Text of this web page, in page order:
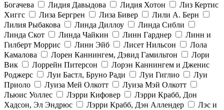
Богачева
Лидия Давыдова Лидия Хотон
Лиз Кертис
Хиггс
Лиза Бергрен Лиза Бивер
Лили А. Берн
Лилия Рыбакова
Линда Диллоу
Линда Сибли
Линда Скот
Линда Чайкин Линн Гарднер
Линн и
Гилберт Моррис
Линн Эйб Лисет Нильсон
Лола
Камалова
Лорен Каннингем, Дэвид Гамильтон
Лори
Вик
Лоррейн Питерсон
Лорэн Каннингем и Дженис
Роджерс
Луи Бастл, Бруно Ради Луи Гиглио
Луи
Приоло
Луиза Мей Олкотт
Луиза Мэй Олкотт
Льюис Уоллес
Лэрри Кифовер
Лэрри Крабб, Дон
Хадсон, Эл Эндрюс
Лэрри Крабб, Дэн Аллендер
Лэс и